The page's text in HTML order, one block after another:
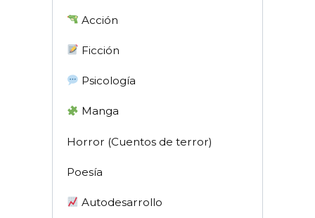
Acción
Ficción
Psicología
Manga
Horror (Cuentos de terror)
Poesía
Autodesarrollo